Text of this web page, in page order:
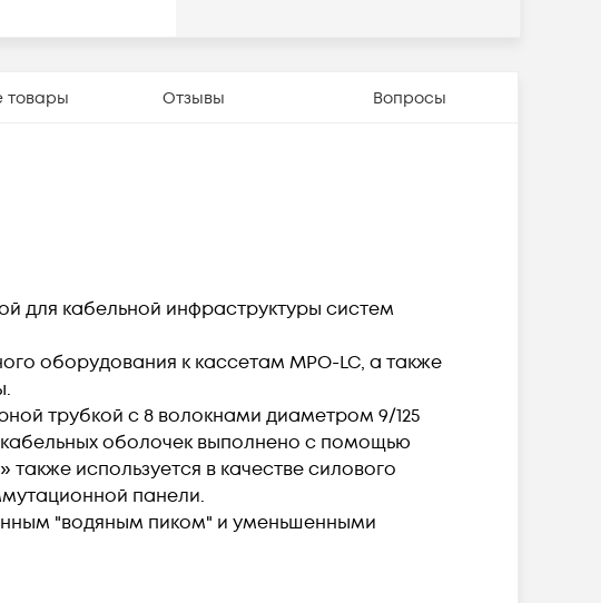
товары Отзывы Вопросы
для кабельной инфраструктуры систем
оборудования к кассетам MPO-LC, а также
трубкой с 8 волокнами диаметром 9/125
оболочек выполнено с помощью
используется в качестве силового
панели.
"водяным пиком" и уменьшенными